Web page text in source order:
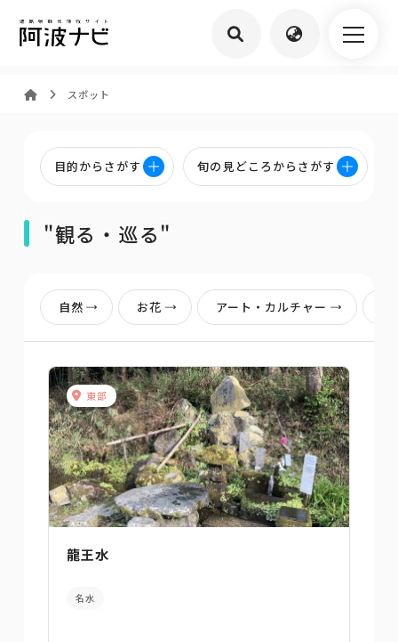
スポット
目的からさがす 旬の見どころからさがす
"観る・巡る"
自然 お花 アート・カルチャー
東部
龍王水
名水